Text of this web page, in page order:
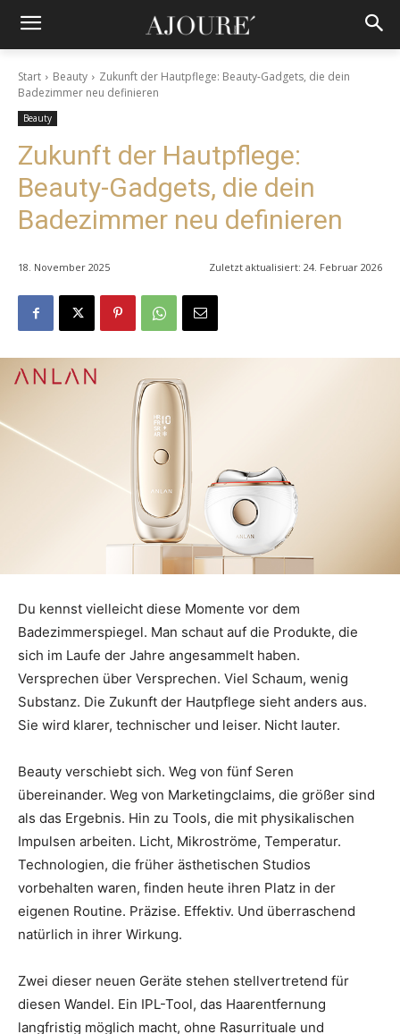
Start Beauty
Zukunft der Hautpflege: Beauty-Gadgets, die dein
Badezimmer neu definieren
Beauty
Zukunft der Hautpflege:
Beauty-Gadgets, die dein
Badezimmer neu definieren
18. November 2025 Zuletzt aktualisiert: 24. Februar 2026
Du kennst vielleicht diese Momente vor dem
Badezimmerspiegel. Man schaut auf die Produkte, die
sich im Laufe der Jahre angesammelt haben.
Versprechen über Versprechen. Viel Schaum, wenig
Substanz. Die Zukunft der Hautpflege sieht anders aus.
Sie wird klarer, technischer und leiser. Nicht lauter.
Beauty verschiebt sich. Weg von fünf Seren
übereinander. Weg von Marketingclaims, die größer sind
als das Ergebnis. Hin zu Tools, die mit physikalischen
Impulsen arbeiten. Licht, Mikroströme, Temperatur.
Technologien, die früher ästhetischen Studios
vorbehalten waren, finden heute ihren Platz in der
eigenen Routine. Präzise. Effektiv. Und überraschend
natürlich in ihrer Wirkung.
Zwei dieser neuen Geräte stehen stellvertretend für
diesen Wandel. Ein IPL-Tool, das Haarentfernung
langfristig möglich macht, ohne Rasurrituale und